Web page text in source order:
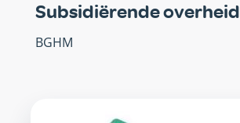
Subsidiërende overheid
BGHM